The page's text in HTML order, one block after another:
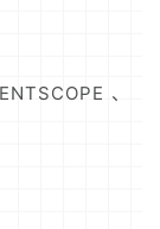
、